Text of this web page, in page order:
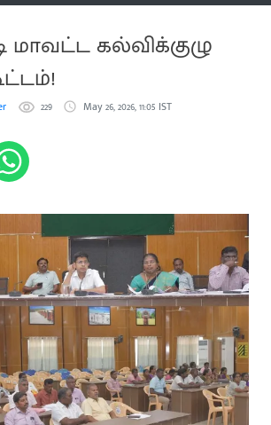
மாவட்ட கல்விக்குழு
229 May 26, 2026, 11:05 IST